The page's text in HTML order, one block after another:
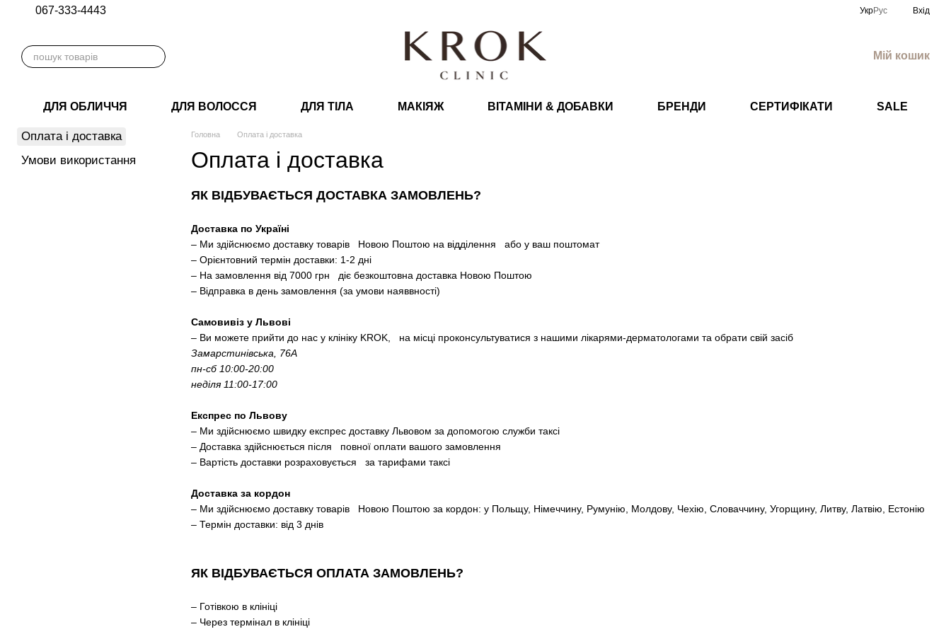
Перейти до основного контенту
067-333-4443 УкрРус Вхід
Мій кошик
ДЛЯ ОБЛИЧЧЯ ДЛЯ ВОЛОССЯ ДЛЯ ТІЛА МАКІЯЖ ВІТАМІНИ & ДОБАВКИ БРЕНДИ СЕРТИФІКАТИ SALE
Головна Оплата і доставка
Оплата і доставка
ЯК ВІДБУВАЄТЬСЯ ДОСТАВКА ЗАМОВЛЕНЬ?
Доставка по Україні
– Ми здійснюємо доставку товарів Новою Поштою на відділення або у ваш поштомат
– Орієнтовний термін доставки: 1-2 дні
– На замовлення від 7000 грн діє безкоштовна доставка Новою Поштою
– Відправка в день замовлення (за умови наяввності)
Самовивіз у Львові
– Ви можете прийти до нас у клініку KROK, на місці проконсультуватися з нашими лікарями-дерматологами та обрати свій засіб
Замарстинівська, 76А
пн-сб 10:00-20:00
неділя 11:00-17:00
Експрес по Львову
– Ми здійснюємо швидку експрес доставку Львовом за допомогою служби таксі
– Доставка здійснюється після повної оплати вашого замовлення
– Вартість доставки розраховується за тарифами таксі
Доставка за кордон
– Ми здійснюємо доставку товарів Новою Поштою за кордон: у Польщу, Німеччину, Румунію, Молдову, Чехію, Словаччину, Угорщину, Литву, Латвію, Естонію
– Термін доставки: від 3 днів
ЯК ВІДБУВАЄТЬСЯ ОПЛАТА ЗАМОВЛЕНЬ?
– Готівкою в клініці
– Через термінал в клініці
Оплата і доставка
Умови використання